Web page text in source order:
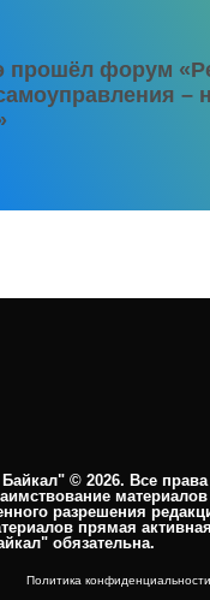
прошёл форум
–
© 2026. Все
материалов
разрешения
прямая
обязательна.​
Политика конфиденциальности